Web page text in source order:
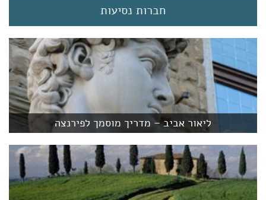
חברות נסיעות
ליאור אביב – מדריך מוסמך לפירנצה